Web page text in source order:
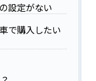
設定がない
で購入したい